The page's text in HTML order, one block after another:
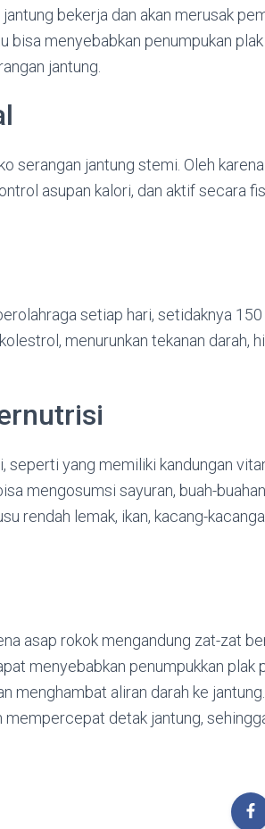
bekerja dan akan merusak
bisa menyebabkan penumpukan plak
jantung.
serangan jantung stemi. Oleh
asupan kalori, dan aktif secara
setiap hari, setidaknya
menurunkan tekanan darah,
seperti yang memiliki kandungan
mengosumsi sayuran, buah-
rendah lemak, ikan, kacang-
asap rokok mengandung zat-zat
menyebabkan penumpukkan plak
menghambat aliran darah ke
mempercepat detak jantung,